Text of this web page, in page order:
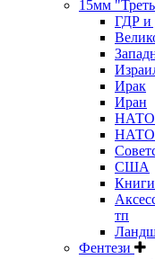
15мм
ГДР и
Ирак
Иран
НАТО:
НАТО:
США
Книги
тп
Фентези